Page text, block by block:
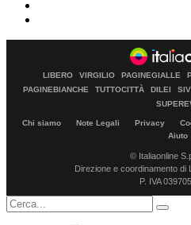
LIBERO VIRGILIO PAGINEGIALLE
PAGINEBIANCHE
TUTTOCITTÀ DILEI
Chi siamo Note Legali Privacy
Aiuto
© Italiaonline
Direzione e coordinamento di
P. IVA